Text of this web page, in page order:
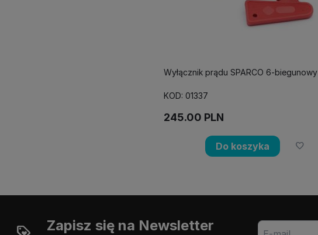
Wyłącznik prądu SPARCO 6-biegunowy
KOD: 01337
245.00 PLN
Do koszyka
Zapisz się na Newsletter